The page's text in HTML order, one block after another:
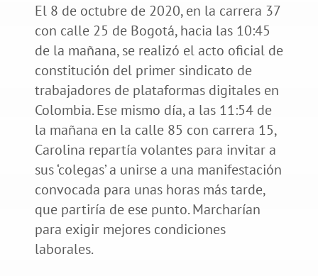
El 8 de octubre de 2020, en la carrera 37
con calle 25 de Bogotá, hacia las 10:45
de la mañana, se realizó el acto oficial de
constitución del primer sindicato de
trabajadores de plataformas digitales en
Colombia. Ese mismo día, a las 11:54 de
la mañana en la calle 85 con carrera 15,
Carolina repartía volantes para invitar a
sus ‘colegas’ a unirse a una manifestación
convocada para unas horas más tarde,
que partiría de ese punto. Marcharían
para exigir mejores condiciones
laborales.